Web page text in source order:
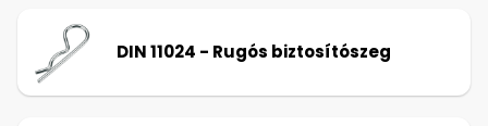
DIN 11024 - Rugós biztosítószeg